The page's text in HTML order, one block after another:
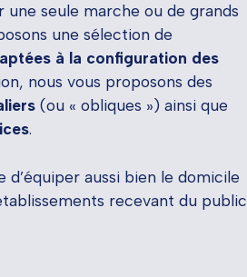
seule marche ou de grands
une sélection de
à la configuration des
nous vous proposons des
(ou « obliques ») ainsi que
.
d’équiper aussi bien le domicile
recevant du public